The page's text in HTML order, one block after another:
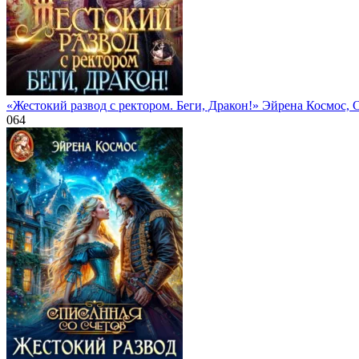
«Жестокий развод с ректором. Беги, Дракон!» Эйрена Космос,
064